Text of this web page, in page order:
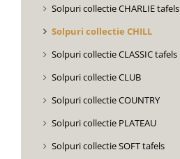
Solpuri collectie CHARLIE tafels
Solpuri collectie CHILL
Solpuri collectie CLASSIC tafels
Solpuri collectie CLUB
Solpuri collectie COUNTRY
Solpuri collectie PLATEAU
Solpuri collectie SOFT tafels